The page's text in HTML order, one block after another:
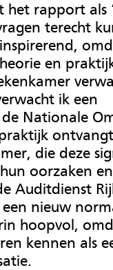
het rapport als
terecht
en
ik een
Nationale
die deze
oorzaken
Auditdienst
nieuw
hoopvol,
kennen als